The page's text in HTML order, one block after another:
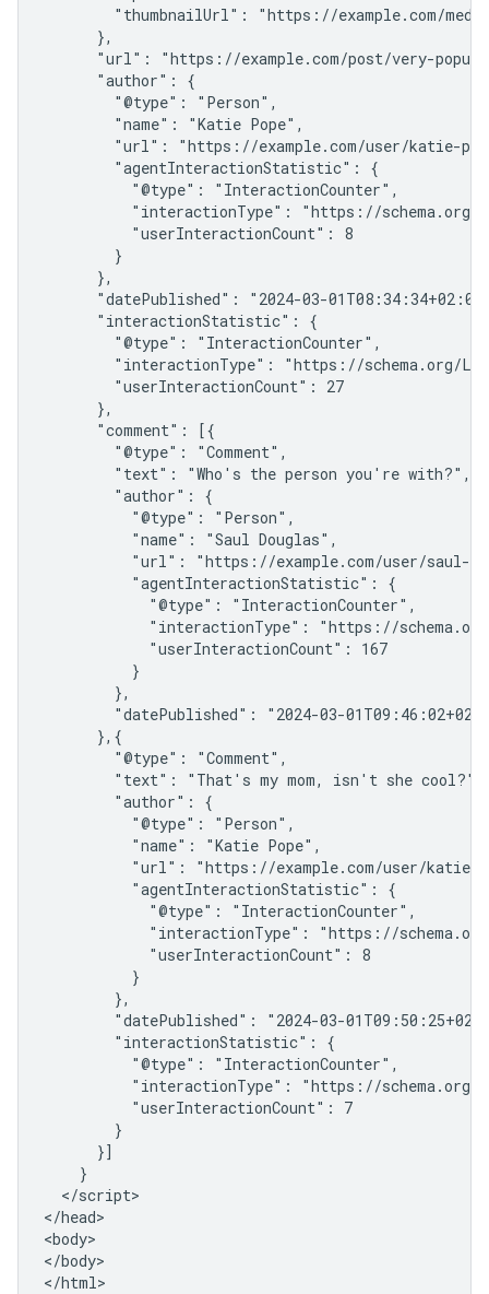
"thumbnailUrl": "https://example.com/
      },
"url": "https://example.com/post/very-
      "author": {
        "@type": "Person",
        "name": "Katie Pope",
"url": "https://example.com/user/katie-
        "agentInteractionStatistic": {
          "@type": "InteractionCounter",
"interactionType": "https://schema.org/
          "userInteractionCount": 8
        }
      },
"datePublished": "2024-03-
      "interactionStatistic": {
        "@type": "InteractionCounter",
"interactionType": "https://schema.org/
        "userInteractionCount": 27
      },
      "comment": [{
        "@type": "Comment",
        "text": "Who's the person you're with?",
        "author": {
          "@type": "Person",
          "name": "Saul Douglas",
"url": "https://example.com/user/saul-
          "agentInteractionStatistic": {
            "@type": "InteractionCounter",
"interactionType": "https://
            "userInteractionCount": 167
          }
        },
"datePublished": "2024-03-
      },{
        "@type": "Comment",
        "text": "That's my mom, isn't she cool?",
        "author": {
          "@type": "Person",
          "name": "Katie Pope",
"url": "https://example.com/user/katie-
          "agentInteractionStatistic": {
            "@type": "InteractionCounter",
"interactionType": "https://
            "userInteractionCount": 8
          }
        },
"datePublished": "2024-03-
        "interactionStatistic": {
          "@type": "InteractionCounter",
"interactionType": "https://schema.org/
          "userInteractionCount": 7
        }
      }]
    }
  </script>
</head>
<body>
</body>
</html>